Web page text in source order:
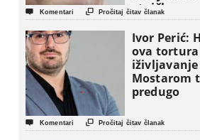
etničke
pojavljuju
osnovne
političke
 Komentari  Pročitaj čitav članak
Ivor Perić:
ova
iživljavanje
Mostarom
predugo
 Komentari  Pročitaj čitav članak